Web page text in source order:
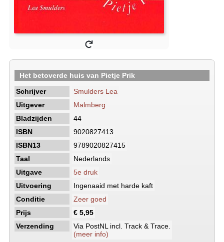
Het betoverde huis van Pietje Prik
Schrijver
Smulders Lea
Uitgever
Malmberg
Bladzijden
44
ISBN
9020827413
ISBN13
9789020827415
Taal
Nederlands
Uitgave
5e druk
Uitvoering
Ingenaaid met harde kaft
Conditie
Zeer goed
Prijs
€ 5,95
Verzending
Via PostNL incl. Track & Trace.
(meer info)